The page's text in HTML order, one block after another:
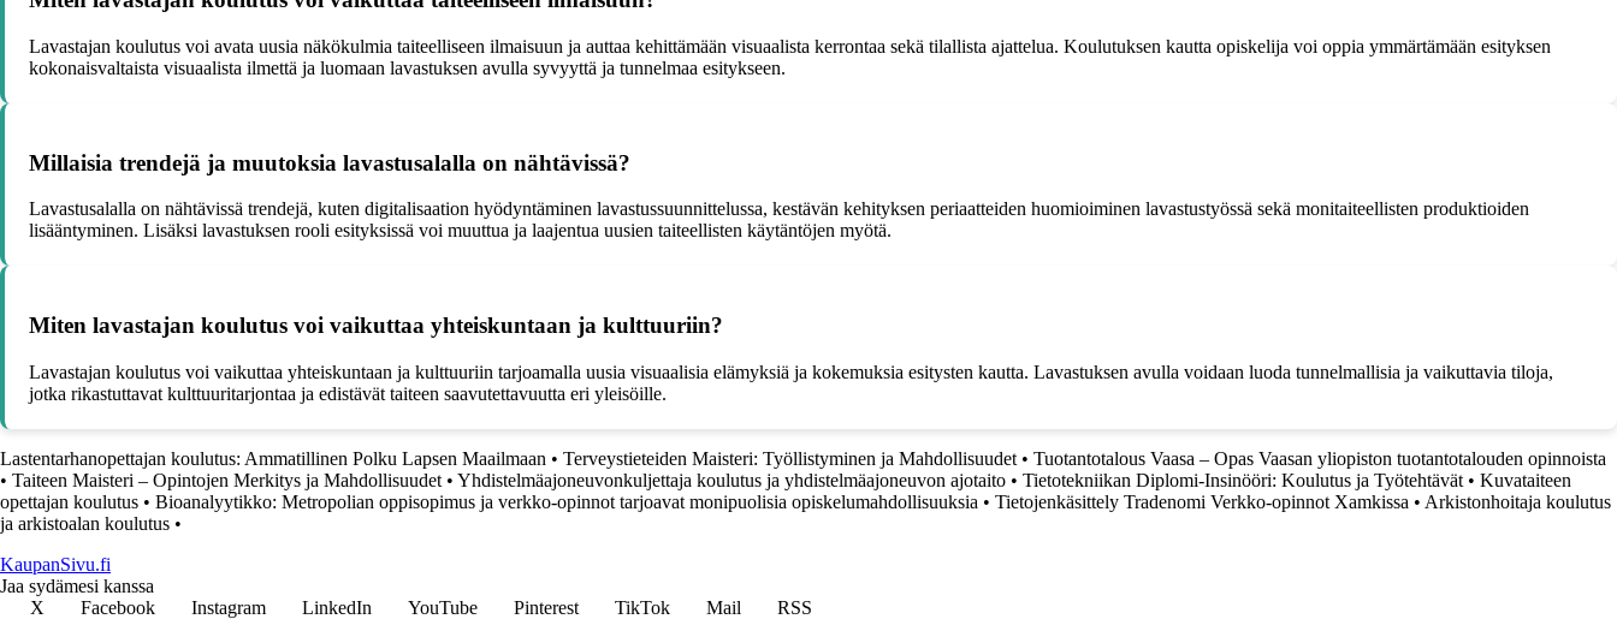
Lavastajan koulutus voi avata uusia näkökulmia taiteelliseen ilmaisuun ja auttaa kehittämään visuaalista kerrontaa sekä tilallista ajattelua. Koulutuksen kautta opiskelija voi oppia ymmärtämään esityksen
kokonaisvaltaista visuaalista ilmettä ja luomaan lavastuksen avulla syvyyttä ja tunnelmaa esitykseen.
Millaisia trendejä ja muutoksia lavastusalalla on nähtävissä?
Lavastusalalla on nähtävissä trendejä, kuten digitalisaation hyödyntäminen lavastussuunnittelussa, kestävän kehityksen periaatteiden huomioiminen lavastustyössä sekä monitaiteellisten produktioiden
lisääntyminen. Lisäksi lavastuksen rooli esityksissä voi muuttua ja laajentua uusien taiteellisten käytäntöjen myötä.
Miten lavastajan koulutus voi vaikuttaa yhteiskuntaan ja kulttuuriin?
Lavastajan koulutus voi vaikuttaa yhteiskuntaan ja kulttuuriin tarjoamalla uusia visuaalisia elämyksiä ja kokemuksia esitysten kautta. Lavastuksen avulla voidaan luoda tunnelmallisia ja vaikuttavia tiloja,
jotka rikastuttavat kulttuuritarjontaa ja edistävät taiteen saavutettavuutta eri yleisöille.
Lastentarhanopettajan koulutus: Ammatillinen Polku Lapsen Maailmaan • Terveystieteiden Maisteri: Työllistyminen ja Mahdollisuudet • Tuotantotalous Vaasa – Opas Vaasan yliopiston tuotantotalouden opinnoista
• Taiteen Maisteri – Opintojen Merkitys ja Mahdollisuudet • Yhdistelmäajoneuvonkuljettaja koulutus ja yhdistelmäajoneuvon ajotaito • Tietotekniikan Diplomi-Insinööri: Koulutus ja Työtehtävät • Kuvataiteen
opettajan koulutus • Bioanalyytikko: Metropolian oppisopimus ja verkko-opinnot tarjoavat monipuolisia opiskelumahdollisuuksia • Tietojenkäsittely Tradenomi Verkko-opinnot Xamkissa • Arkistonhoitaja koulutus
ja arkistoalan koulutus •
KaupanSivu.fi
Jaa sydämesi kanssa
X
Facebook Instagram LinkedIn YouTube Pinterest TikTok Mail
RSS